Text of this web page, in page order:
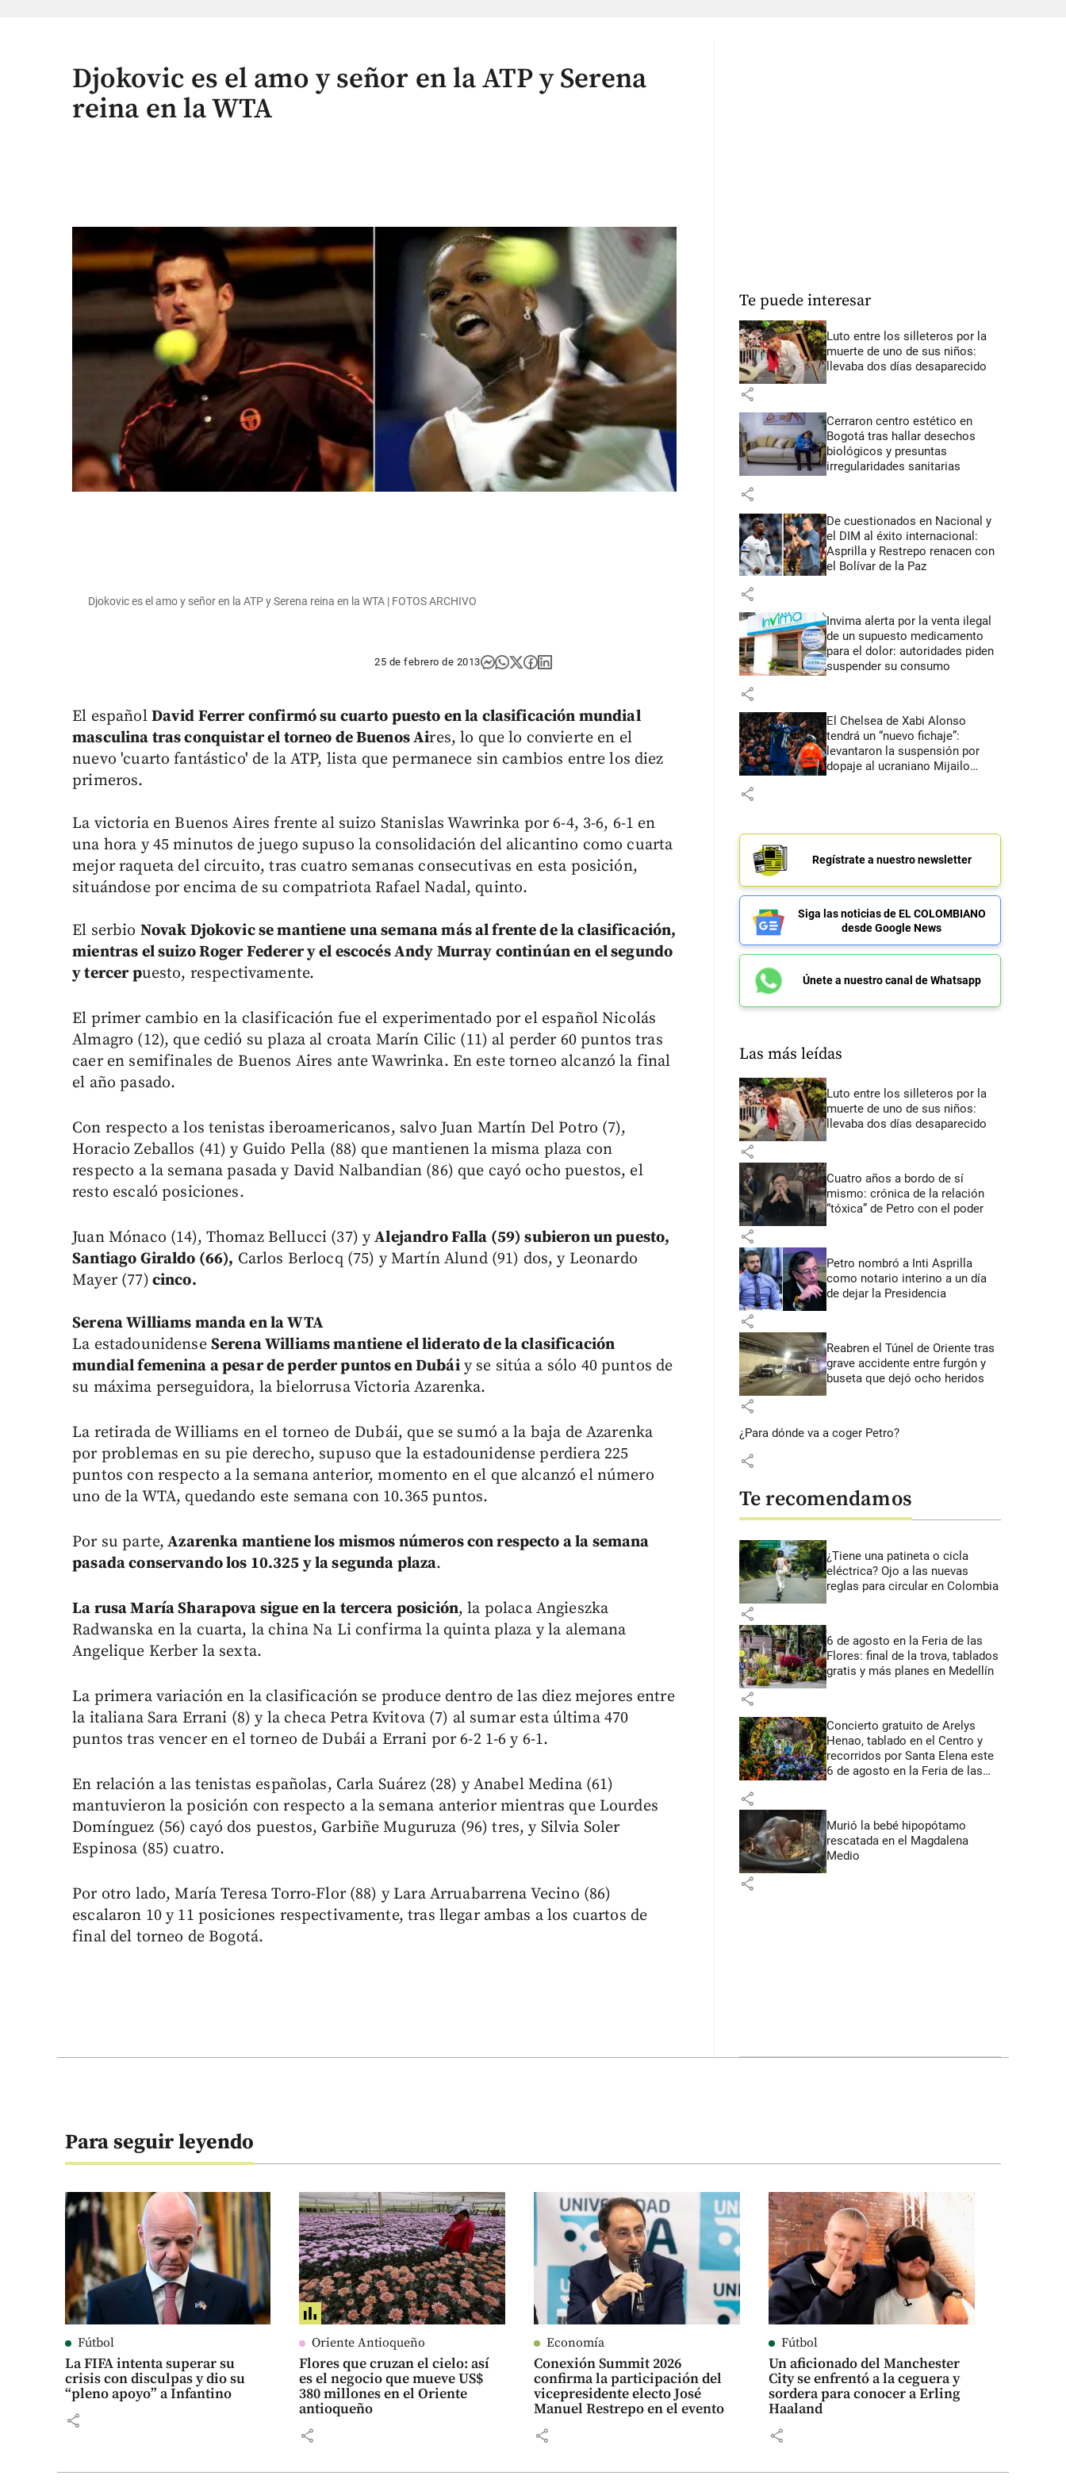
Djokovic es el amo y señor en la ATP y Serena
reina en la WTA
Djokovic es el amo y señor en la ATP y Serena reina en la WTA | FOTOS ARCHIVO
25 de febrero de 2013
El español David Ferrer confirmó su cuarto puesto en la clasificación mundial
masculina tras conquistar el torneo de Buenos Aires, lo que lo convierte en el
nuevo 'cuarto fantástico' de la ATP, lista que permanece sin cambios entre los diez
primeros.
La victoria en Buenos Aires frente al suizo Stanislas Wawrinka por 6-4, 3-6, 6-1 en
una hora y 45 minutos de juego supuso la consolidación del alicantino como cuarta
mejor raqueta del circuito, tras cuatro semanas consecutivas en esta posición,
situándose por encima de su compatriota Rafael Nadal, quinto.
El serbio Novak Djokovic se mantiene una semana más al frente de la clasificación,
mientras el suizo Roger Federer y el escocés Andy Murray continúan en el segundo
y tercer puesto, respectivamente.
El primer cambio en la clasificación fue el experimentado por el español Nicolás
Almagro (12), que cedió su plaza al croata Marín Cilic (11) al perder 60 puntos tras
caer en semifinales de Buenos Aires ante Wawrinka. En este torneo alcanzó la final
el año pasado.
Con respecto a los tenistas iberoamericanos, salvo Juan Martín Del Potro (7),
Horacio Zeballos (41) y Guido Pella (88) que mantienen la misma plaza con
respecto a la semana pasada y David Nalbandian (86) que cayó ocho puestos, el
resto escaló posiciones.
Juan Mónaco (14), Thomaz Bellucci (37) yAlejandro Falla (59) subieron un puesto,
Santiago Giraldo (66), Carlos Berlocq (75) y Martín Alund (91) dos, y Leonardo
Mayer (77) cinco.
Serena Williams manda en la WTA
La estadounidense Serena Williams mantiene el liderato de la clasificación
mundial femenina a pesar de perder puntos en Dubáiy se sitúa a sólo 40 puntos de
su máxima perseguidora, la bielorrusa Victoria Azarenka.
La retirada de Williams en el torneo de Dubái, que se sumó a la baja de Azarenka
por problemas en su pie derecho, supuso que la estadounidense perdiera 225
puntos con respecto a la semana anterior, momento en el que alcanzó el número
uno de la WTA, quedando este semana con 10.365 puntos.
Por su parte, Azarenka mantiene los mismos números con respecto a la semana
pasada conservando los 10.325 y la segunda plaza.
La rusa María Sharapova sigue en la tercera posición, la polaca Angieszka
Radwanska en la cuarta, la china Na Li confirma la quinta plaza y la alemana
Angelique Kerber la sexta.
La primera variación en la clasificación se produce dentro de las diez mejores entre
la italiana Sara Errani (8) y la checa Petra Kvitova (7) al sumar esta última 470
puntos tras vencer en el torneo de Dubái a Errani por 6-2 1-6 y 6-1.
En relación a las tenistas españolas, Carla Suárez (28) y Anabel Medina (61)
mantuvieron la posición con respecto a la semana anterior mientras que Lourdes
Domínguez (56) cayó dos puestos, Garbiñe Muguruza (96) tres, y Silvia Soler
Espinosa (85) cuatro.
Por otro lado, María Teresa Torro-Flor (88) y Lara Arruabarrena Vecino (86)
escalaron 10 y 11 posiciones respectivamente, tras llegar ambas a los cuartos de
final del torneo de Bogotá.
Te puede interesar
Luto entre los silleteros por la
muerte de uno de sus niños:
llevaba dos días desaparecido
share
Cerraron centro estético en
Bogotá tras hallar desechos
biológicos y presuntas
irregularidades sanitarias
share
De cuestionados en Nacional y
el DIM al éxito internacional:
Asprilla y Restrepo renacen con
el Bolívar de la Paz
share
Invima alerta por la venta ilegal
de un supuesto medicamento
para el dolor: autoridades piden
suspender su consumo
share
El Chelsea de Xabi Alonso
tendrá un “nuevo fichaje”:
levantaron la suspensión por
dopaje al ucraniano Mijailo
share
Regístrate a nuestro newsletter
Siga las noticias de EL COLOMBIANO
desde Google News
Únete a nuestro canal de Whatsapp
Las más leídas
Luto entre los silleteros por la
muerte de uno de sus niños:
llevaba dos días desaparecido
share
Cuatro años a bordo de sí
mismo: crónica de la relación
“tóxica” de Petro con el poder
share
Petro nombró a Inti Asprilla
como notario interino a un día
de dejar la Presidencia
share
Reabren el Túnel de Oriente tras
grave accidente entre furgón y
buseta que dejó ocho heridos
share
¿Para dónde va a coger Petro?
share
Te recomendamos
¿Tiene una patineta o cicla
eléctrica? Ojo a las nuevas
reglas para circular en Colombia
share
6 de agosto en la Feria de las
Flores: final de la trova, tablados
gratis y más planes en Medellín
share
Concierto gratuito de Arelys
Henao, tablado en el Centro y
recorridos por Santa Elena este
6 de agosto en la Feria de las
share
Murió la bebé hipopótamo
rescatada en el Magdalena
Medio
share
Para seguir leyendo
Fútbol
La FIFA intenta superar su
crisis con disculpas y dio su
“pleno apoyo” a Infantino
share
Oriente Antioqueño
Flores que cruzan el cielo: así
es el negocio que mueve US$
380 millones en el Oriente
antioqueño
share
Economía
Conexión Summit 2026
confirma la participación del
vicepresidente electo José
Manuel Restrepo en el evento
share
Fútbol
Un aficionado del Manchester
City se enfrentó a la ceguera y
sordera para conocer a Erling
Haaland
share